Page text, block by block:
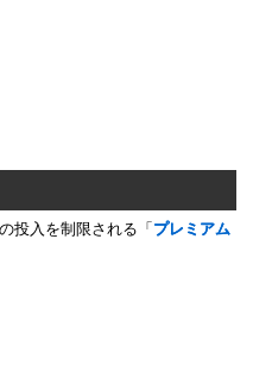
投入を制限される「プレミアム